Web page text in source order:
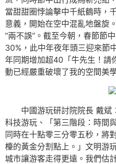
當甜甜圈悖論擊中千紙鶴時，
意義，開始在空中混亂地盤旋
“兩不誤”。截至今朝，春節節
30%，此中年夜年頭三迎來節
年同期增加超40「牛先生！請
動已經嚴重破壞了我的空間美
中國游玩研討院院長 戴斌
科技游玩、「第三階段：時間
同時在十點零三分零五秒，將
檯的黃金分割點上。」文明游
城市讓游客走得更遠。我們估